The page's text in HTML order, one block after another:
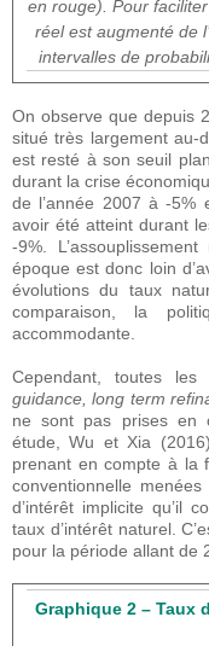
en rouge). Pour
réel est augmenté de
intervalles de
On observe que depuis
situé très largement au-
est resté à son seuil
durant la crise
de l’année 2007 à -5%
avoir été atteint durant
-9%.
époque est donc loin
évolutions du taux
comparaison, la
accommodante.
Cependant, toutes les
guidance, long term
ne sont pas prises en
étude, Wu et Xia
prenant en compte à la
conventionnelle
d’intérêt implicite qu’il
taux d’intérêt naturel.
pour la période allant de
Graphique 2 – Taux